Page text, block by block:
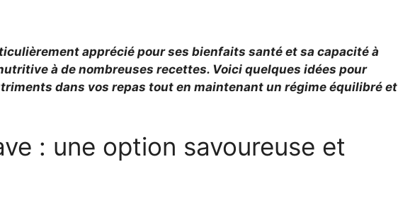
apprécié pour ses bienfaits santé et sa capacité à
à de nombreuses recettes. Voici quelques idées pour
dans vos repas tout en maintenant un régime équilibré et
: une option savoureuse et